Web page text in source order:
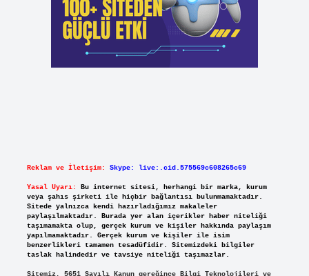
Reklam ve İletişim: Skype: live:.cid.575569c608265c69
Yasal Uyarı:
Bu internet sitesi, herhangi bir marka, kurum
veya şahıs şirketi ile hiçbir bağlantısı bulunmamaktadır.
Sitede yalnızca kendi hazırladığımız makaleler
paylaşılmaktadır. Burada yer alan içerikler haber niteliği
taşımamakta olup, gerçek kurum ve kişiler hakkında paylaşım
yapılmamaktadır. Gerçek kurum ve kişiler ile isim
benzerlikleri tamamen tesadüfidir. Sitemizdeki bilgiler
taslak halindedir ve tavsiye niteliği taşımazlar.